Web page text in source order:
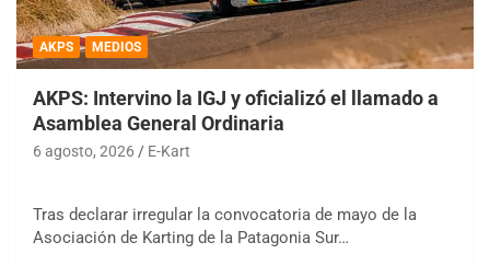
AKPS MEDIOS
AKPS: Intervino la IGJ y oficializó el llamado a
Asamblea General Ordinaria
6 agosto, 2026 E-Kart
Tras declarar irregular la convocatoria de mayo de la
Asociación de Karting de la Patagonia Sur…